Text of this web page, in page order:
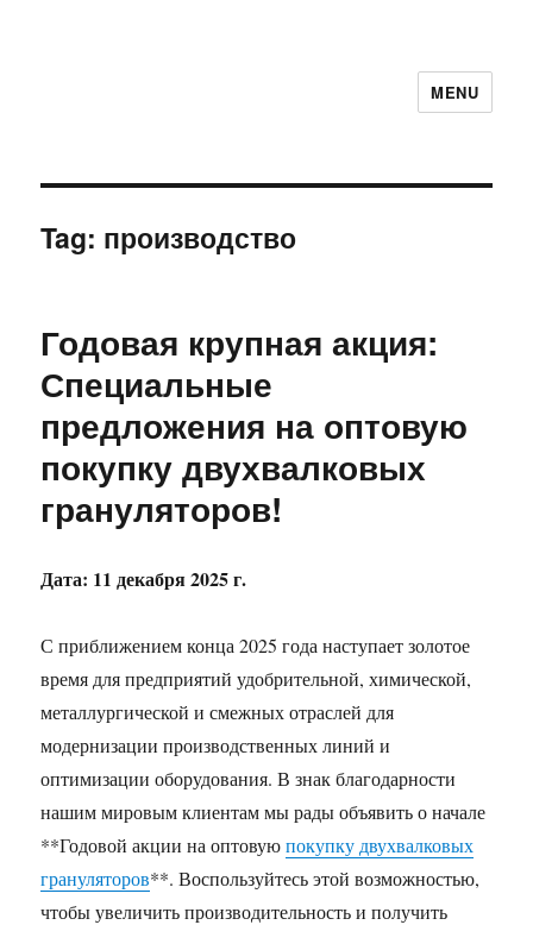
MENU
Tag: производство
Годовая крупная акция:
Специальные
предложения на оптовую
покупку двухвалковых
грануляторов!
Дата: 11 декабря 2025 г.
С приближением конца 2025 года наступает золотое
время для предприятий удобрительной, химической,
металлургической и смежных отраслей для
модернизации производственных линий и
оптимизации оборудования. В знак благодарности
нашим мировым клиентам мы рады объявить о начале
**Годовой акции на оптовуюпокупку двухвалковых
грануляторов**. Воспользуйтесь этой возможностью,
чтобы увеличить производительность и получить